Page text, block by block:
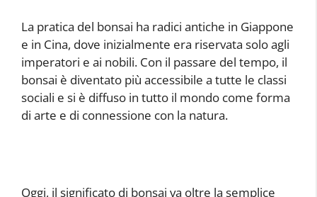
La pratica del bonsai ha radici antiche in Giappone
e in Cina, dove inizialmente era riservata solo agli
imperatori e ai nobili. Con il passare del tempo, il
bonsai è diventato più accessibile a tutte le classi
sociali e si è diffuso in tutto il mondo come forma
di arte e di connessione con la natura.
Oggi, il significato di bonsai va oltre la semplice